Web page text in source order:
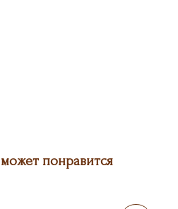
понравится